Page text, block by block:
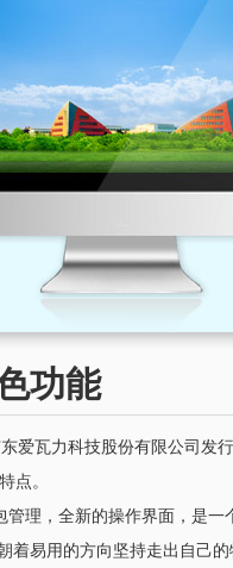
功能
瓦力科技股份有限公司发
点。
管理，全新的操作界面，是
着易用的方向坚持走出自己的